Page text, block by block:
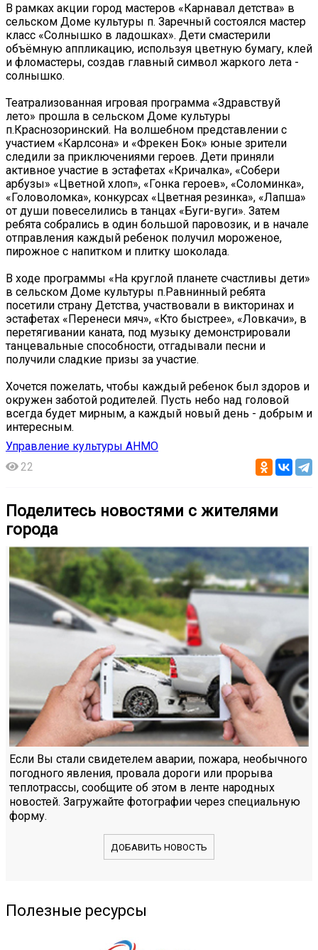
В рамках акции город мастеров «Карнавал детства» в
сельском Доме культуры п. Заречный состоялся мастер
класс «Солнышко в ладошках». Дети смастерили
объёмную аппликацию, используя цветную бумагу, клей
и фломастеры, создав главный символ жаркого лета -
солнышко.
Театрализованная игровая программа «Здравствуй
лето» прошла в сельском Доме культуры
п.Краснозоринский. На волшебном представлении с
участием «Карлсона» и «Фрекен Бок» юные зрители
следили за приключениями героев. Дети приняли
активное участие в эстафетах «Кричалка», «Собери
арбузы» «Цветной хлоп», «Гонка героев», «Соломинка»,
«Головоломка», конкурсах «Цветная резинка», «Лапша»
от души повеселились в танцах «Буги-вуги». Затем
ребята собрались в один большой паровозик, и в начале
отправления каждый ребенок получил мороженое,
пирожное с напитком и плитку шоколада.
В ходе программы «На круглой планете счастливы дети»
в сельском Доме культуры п.Равнинный ребята
посетили страну Детства, участвовали в викторинах и
эстафетах «Перенеси мяч», «Кто быстрее», «Ловкачи», в
перетягивании каната, под музыку демонстрировали
танцевальные способности, отгадывали песни и
получили сладкие призы за участие.
Хочется пожелать, чтобы каждый ребенок был здоров и
окружен заботой родителей. Пусть небо над головой
всегда будет мирным, а каждый новый день - добрым и
интересным.
Управление культуры АНМО
22
Поделитесь новостями с жителями
города
Если Вы стали свидетелем аварии, пожара, необычного
погодного явления, провала дороги или прорыва
теплотрассы, сообщите об этом в ленте народных
новостей. Загружайте фотографии через специальную
форму.
ДОБАВИТЬ НОВОСТЬ
Полезные ресурсы